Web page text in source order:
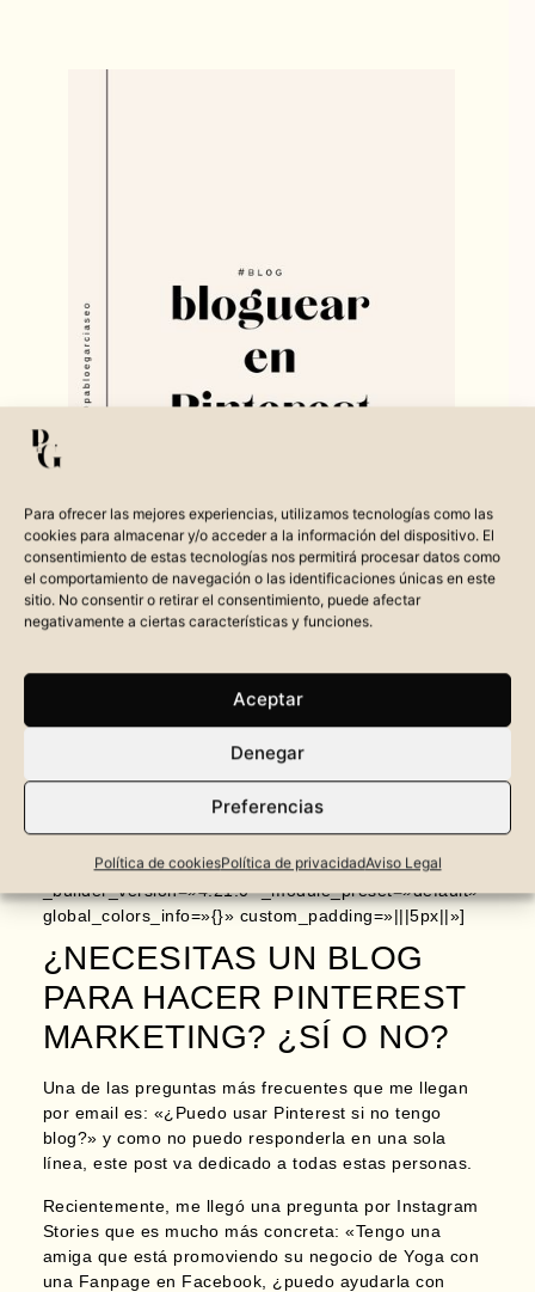
Para ofrecer las mejores experiencias, utilizamos tecnologías como las
cookies para almacenar y/o acceder a la información del dispositivo. El
consentimiento de estas tecnologías nos permitirá procesar datos como
el comportamiento de navegación o las identificaciones únicas en este
sitio. No consentir o retirar el consentimiento, puede afectar
negativamente a ciertas características y funciones.
Aceptar
Denegar
Preferencias
Política de cookiesPolítica de privacidadAviso Legal
[et_pb_section fb_built=»1″ _builder_version=»4.21.0″
custom_padding=»56px|||||»][et_pb_row
global_colors_info=»{}»][et_pb_column type=»4_4″
_builder_version=»4.21.0″ _module_preset=»default»
global_colors_info=»{}»][et_pb_text
_builder_version=»4.21.0″ _module_preset=»default»
global_colors_info=»{}» custom_padding=»|||5px||»]
¿NECESITAS UN BLOG
PARA HACER PINTEREST
MARKETING? ¿SÍ O NO?
Una de las preguntas más frecuentes que me llegan
por email es: «¿Puedo usar Pinterest si no tengo
blog?» y como no puedo responderla en una sola
línea, este post va dedicado a todas estas personas.
Recientemente, me llegó una pregunta por Instagram
Stories que es mucho más concreta: «Tengo una
amiga que está promoviendo su negocio de Yoga con
una Fanpage en Facebook, ¿puedo ayudarla con